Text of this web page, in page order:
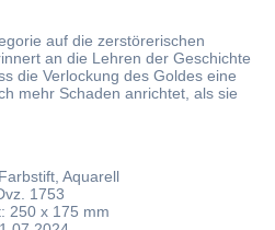
auf die zerstörerischen
an die Lehren der Geschichte
die Verlockung des Goldes eine
mehr Schaden anrichtet, als sie
Aquarell
1753
250 x 175 mm